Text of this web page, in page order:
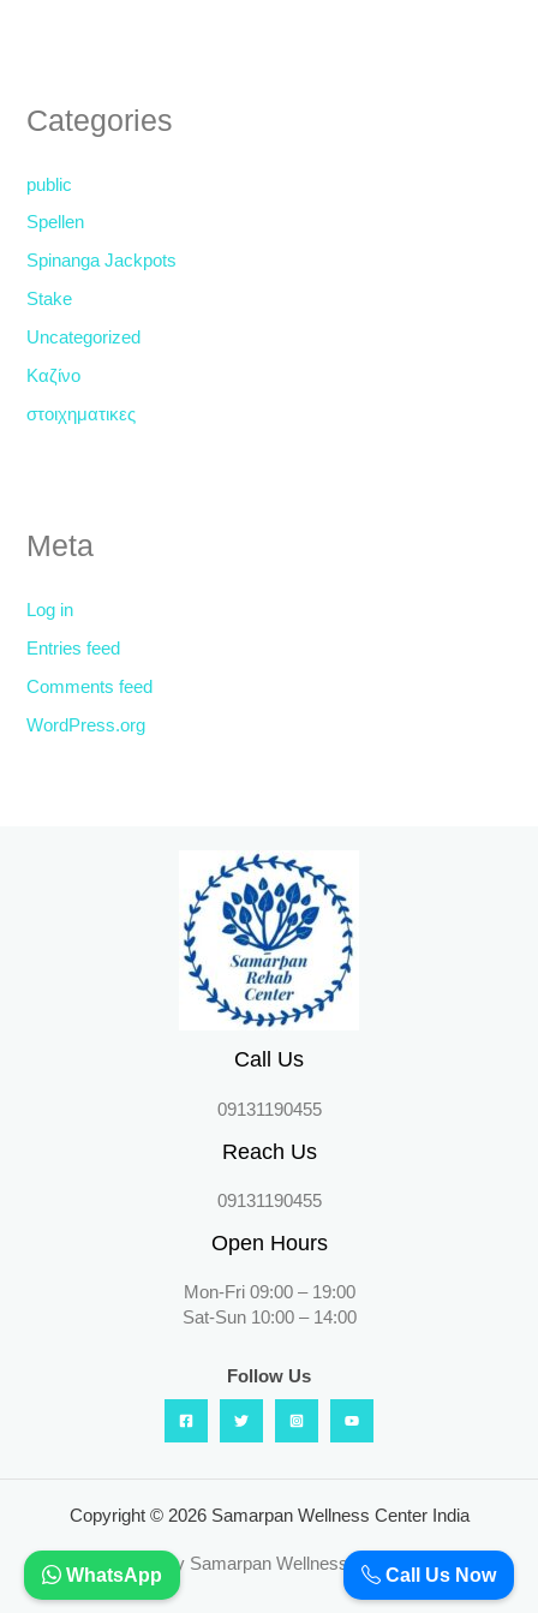
Categories
public
Spellen
Spinanga Jackpots
Stake
Uncategorized
Καζίνο
στοιχηματικες
Meta
Log in
Entries feed
Comments feed
WordPress.org
Call Us
09131190455
Reach Us
09131190455
Open Hours
Mon-Fri 09:00 – 19:00
Sat-Sun 10:00 – 14:00
Follow Us
Copyright © 2026 Samarpan Wellness Center India
Powered by Samarpan Wellness Center India
Call Us Now
WhatsApp